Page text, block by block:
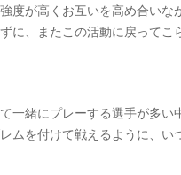
度が高くお互いを高め合いな
に、またこの活動に戻ってこ
一緒にプレーする選手が多い
ムを付けて戦えるように、い